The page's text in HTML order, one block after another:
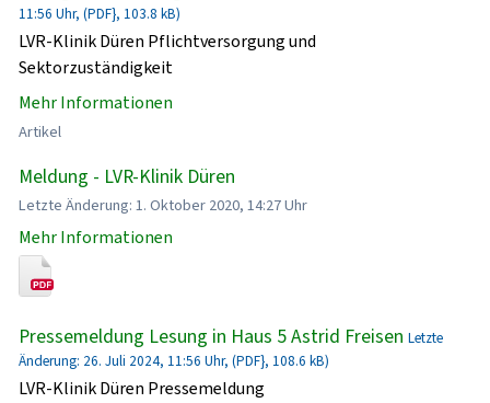
11:56 Uhr, (PDF}, 103.8 kB)
LVR-Klinik Düren Pflichtversorgung und
Sektorzuständigkeit
Mehr Informationen
Artikel
Meldung - LVR-Klinik Düren
Letzte Änderung: 1. Oktober 2020, 14:27 Uhr
Mehr Informationen
Pressemeldung Lesung in Haus 5 Astrid Freisen Letzte
Änderung: 26. Juli 2024, 11:56 Uhr, (PDF}, 108.6 kB)
LVR-Klinik Düren Pressemeldung